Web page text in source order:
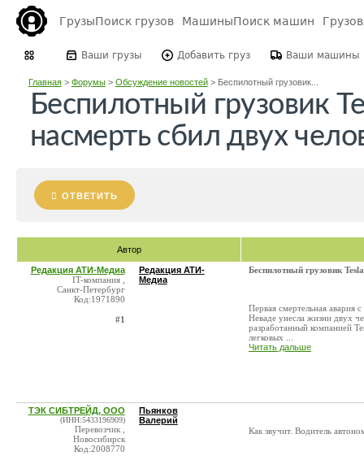
ГрузыПоиск грузов МашиныПоиск машин
Ваши грузы Добавить груз Ваши машины
Главная> Форумы> Обсуждение новостей> Беспилотный грузовик...
Беспилотный грузовик
насмерть сбил двух
ОТВЕТИТЬ
Автор
Редакция АТИ-Медиа
IT-компания ,
Санкт-Петербург
Код:1971890
#1
Редакция АТИ-
Медиа
Беспилотный грузовик
Первая смертельная авария
Неваде унесла жизни двух
разработанный компанией
легковых ...
Читать дальше
ТЭК СИБТРЕЙД, ООО
(ИНН:5433196909)
Перевозчик ,
Новосибирск
Код:2008770
Пьянков
Валерий
Как звучит. Водитель